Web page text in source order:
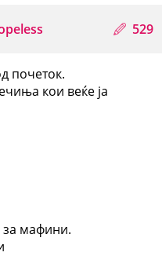
529
почеток.
кои веќе ја
за мафини.